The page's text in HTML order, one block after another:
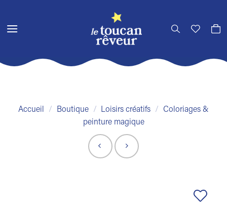
contenu
Accueil / Boutique / Loisirs créatifs /
Coloriages &
peinture magique